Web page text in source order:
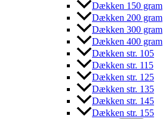
Dækken 150 gram
Dækken 200 gram
Dækken 300 gram
Dækken 400 gram
Dækken str. 105
Dækken str. 115
Dækken str. 125
Dækken str. 135
Dækken str. 145
Dækken str. 155